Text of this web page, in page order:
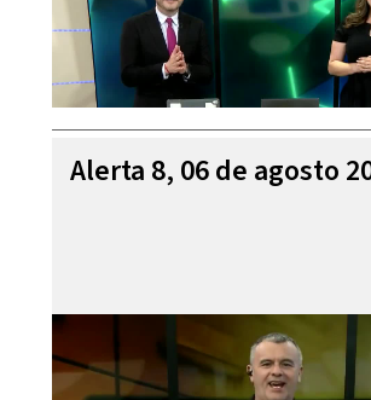
Alerta 8, 06 de agosto